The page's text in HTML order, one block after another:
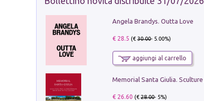
Angela Brandys. Outta Love
€ 28.5 (€30.00- 5.00%)
aggiungi al carrello
€ 26.60 (€28.00- 5%)